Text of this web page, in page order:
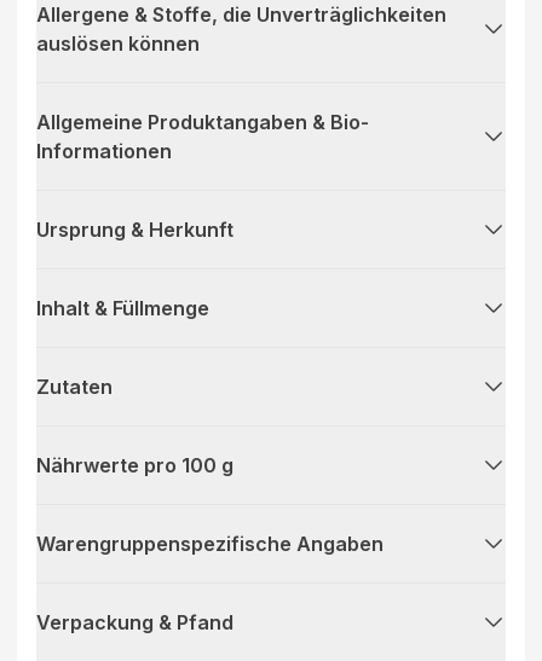
Allergene & Stoffe, die Unverträglichkeiten
auslösen können
Allgemeine Produktangaben & Bio-
Informationen
Ursprung & Herkunft
Inhalt & Füllmenge
Zutaten
Nährwerte pro 100 g
Warengruppenspezifische Angaben
Verpackung & Pfand